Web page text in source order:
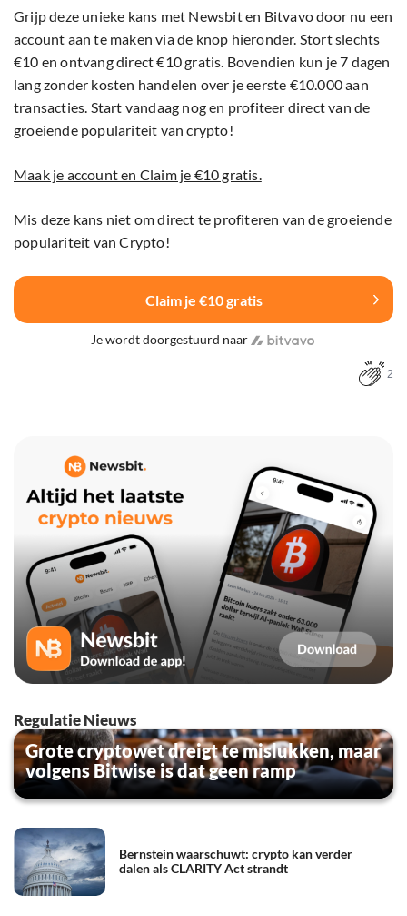
Grijp deze unieke kans met Newsbit en Bitvavo door nu een
account aan te maken via de knop hieronder. Stort slechts
€10 en ontvang direct €10 gratis. Bovendien kun je 7 dagen
lang zonder kosten handelen over je eerste €10.000 aan
transacties. Start vandaag nog en profiteer direct van de
groeiende populariteit van crypto!
Maak je account en Claim je €10 gratis.
Mis deze kans niet om direct te profiteren van de groeiende
populariteit van Crypto!
Claim je €10 gratis
Je wordt doorgestuurd naar
2
Regulatie Nieuws
Grote cryptowet dreigt te mislukken, maar
volgens Bitwise is dat geen ramp
Bernstein waarschuwt: crypto kan verder
dalen als CLARITY Act strandt